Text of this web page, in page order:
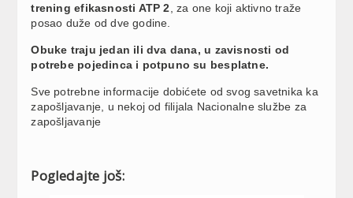
trening efikasnosti ATP 2 , za one koji aktivno traže
posao duže od dve godine.
Obuke traju jedan ili dva dana, u zavisnosti od
potrebe pojedinca i potpuno su besplatne.
Sve potrebne informacije dobićete od svog savetnika ka
zapošljavanje, u nekoj od filijala Nacionalne službe za
zapošljavanje
Pogledajte još: